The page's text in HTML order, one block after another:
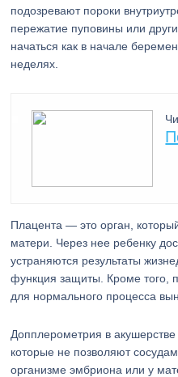
подозревают пороки
пережатие пуповины или
начаться как в начале
неделях.
Плацента — это орган,
матери. Через нее ребенку
устраняются результаты
функция защиты. Кроме того,
для нормального процесса
Допплерометрия в акушерстве
которые не позволяют
организме эмбриона или у